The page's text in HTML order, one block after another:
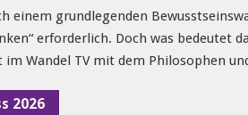
einem grundlegenden
erforderlich. Doch was bedeutet
Wandel TV mit dem Philosophen
2026